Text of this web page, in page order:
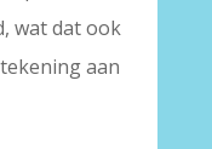
wat dat ook
aan